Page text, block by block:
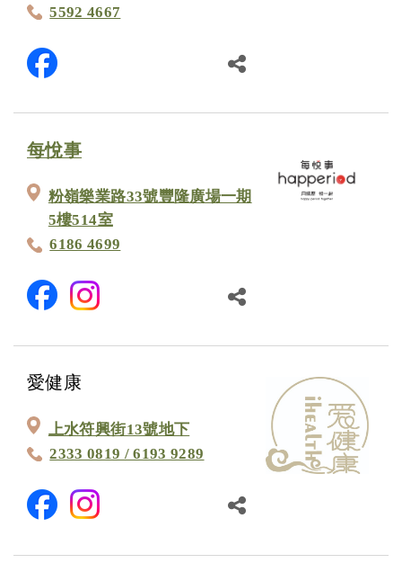
5592 4667
每悅事
粉嶺樂業路33號豐隆廣場一期
5樓514室
6186 4699
愛健康
上水符興街13號地下
2333 0819 / 6193 9289